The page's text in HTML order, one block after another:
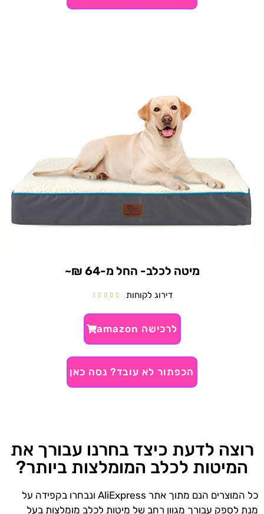
מיטה לכלב- החל מ-64 ₪~
דירוג לקוחות 




לרכישה amazon
הכפתור לא עובד? נסה כאן
רוצה לדעת כיצד בחרנו עבורך את
המיטות לכלב המומלצות ביותר?
כל המוצרים הנם מתוך אתר AliExpress ונבחרו בקפידה על
מנת לספק עבורך מגוון רחב של מיטות לכלב מומלצות בעל